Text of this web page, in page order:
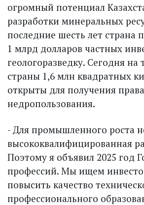
огромный потенциал
разработки минеральных
последние шесть лет страна
1 млрд долларов частных
геологоразведку. Сегодня на
страны 1,6 млн квадратных
открыты для получения права
недропользования.
- Для промышленного роста
высококвалифицированная
Поэтому я объявил 2025 год
профессий. Мы ищем
повысить качество
профессионального